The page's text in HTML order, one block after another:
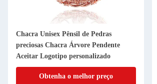
Chacra Unisex Pênsil de Pedras
preciosas Chacra Árvore Pendente
Aceitar Logotipo personalizado
Obtenha o melhor preço